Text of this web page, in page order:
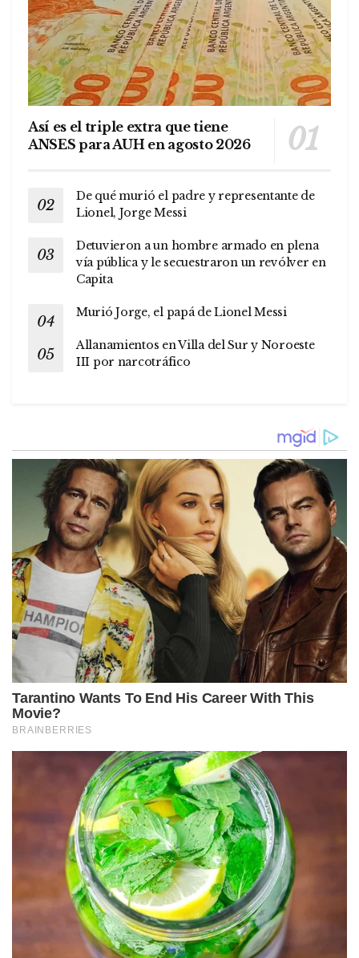
Así es el triple extra que tiene
ANSES para AUH en agosto 2026
De qué murió el padre y representante de
Lionel, Jorge Messi
Detuvieron a un hombre armado en plena
vía pública y le secuestraron un revólver en
Capita
Murió Jorge, el papá de Lionel Messi
Allanamientos en Villa del Sur y Noroeste
III por narcotráfico